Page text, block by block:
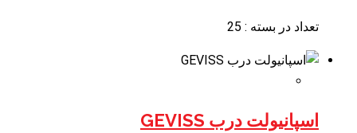
تعداد در بسته : 25
اسپانیولت درب GEVISS